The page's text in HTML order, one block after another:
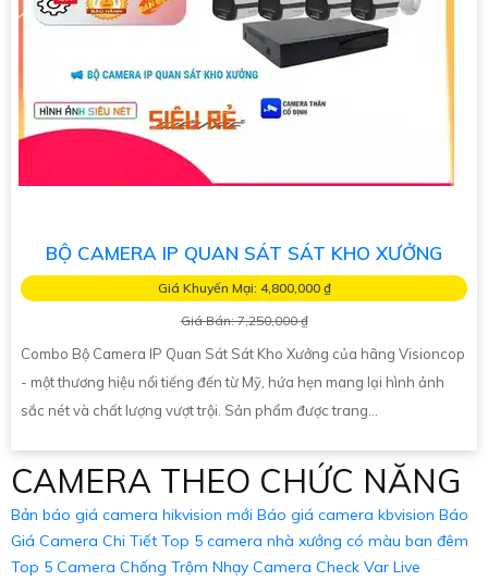
BỘ CAMERA IP QUAN SÁT SÁT KHO XƯỞNG
Giá Khuyến Mại: 4,800,000 ₫
Giá Bán: 7,250,000 ₫
Combo Bộ Camera IP Quan Sát Sát Kho Xưởng của hãng Visioncop
- một thương hiệu nổi tiếng đến từ Mỹ, hứa hẹn mang lại hình ảnh
sắc nét và chất lượng vượt trội. Sản phẩm được trang...
CAMERA THEO CHỨC NĂNG
Bản báo giá camera hikvision mới Báo giá camera kbvision Báo
Giá Camera Chi Tiết Top 5 camera nhà xưởng có màu ban đêm
Top 5 Camera Chống Trộm Nhạy Camera Check Var Live